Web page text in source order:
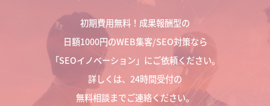
初期費用無料！成果報酬型の
日額1000円のWEB集客/SEO対策なら
「SEOイノベーション」にご依頼ください。
詳しくは、24時間受付の
無料相談までご連絡ください。